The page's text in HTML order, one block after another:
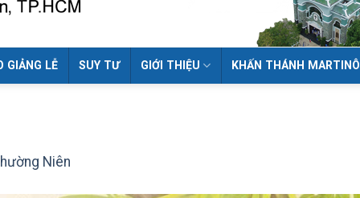
GIẢNG LỄ SUY TƯ GIỚI THIỆU KHẤN THÁNH MARTINÔ
Niên